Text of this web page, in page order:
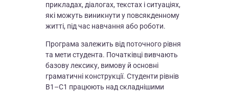
прикладах, діалогах, текстах і ситуаціях,
які можуть виникнути у повсякденному
житті, під час навчання або роботи.
Програма залежить від поточного рівня
та мети студента. Початківці вивчають
базову лексику, вимову й основні
граматичні конструкції. Студенти рівнів
B1–C1 працюють над складнішими